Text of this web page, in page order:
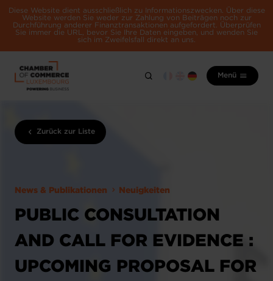
Diese Website dient ausschließlich zu Informationszwecken. Über diese
Website werden Sie weder zur Zahlung von Beiträgen noch zur
Durchführung anderer Finanztransaktionen aufgefordert. Überprüfen
Sie immer die URL, bevor Sie Ihre Daten eingeben, und wenden Sie
sich im Zweifelsfall direkt an uns.
Menü
Zurück zur Liste
News & Publikationen Neuigkeiten
PUBLIC CONSULTATION
AND CALL FOR EVIDENCE :
UPCOMING PROPOSAL FOR